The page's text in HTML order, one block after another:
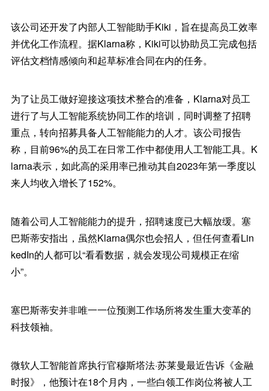
该公司还开发了内部人工智能助手Kiki，旨在提高员工效率
并优化工作流程。据Klarna称，Kiki可以协助员工完成包括
评估文档情感倾向和起草标准合同在内的任务。
为了让员工做好迎接这项技术整合的准备，Klarna对员工
进行了与人工智能系统协同工作的培训，同时调整了招聘
重点，转向招募具备人工智能能力的人才。该公司报告
称，目前96%的员工在日常工作中都使用人工智能工具。K
larna表示，如此高的采用率已推动其自2023年第一季度以
来人均收入增长了152%。
随着公司人工智能能力的提升，招聘速度已大幅放缓。塞
巴斯蒂安指出，虽然Klarna偶尔也会招人，但任何查看Lin
kedIn的人都可以“看看数据，就会发现公司规模正在缩
小”。
塞巴斯蒂安并非唯一一位预测工作场所将发生重大变革的
科技领袖。
微软人工智能首席执行官穆斯塔法·苏莱曼最近告诉《金融
时报》，他预计在18个月内，一些白领工作岗位将被人工